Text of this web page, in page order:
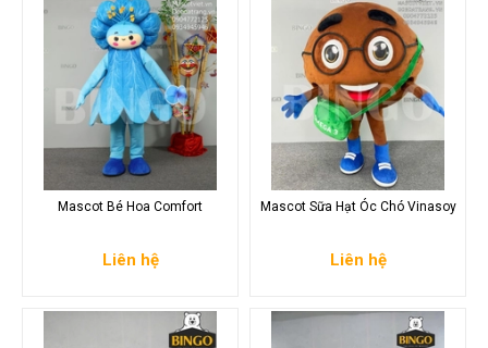
Mascot Bé Hoa Comfort
Liên hệ
Mascot Sữa Hạt Óc Chó Vinasoy
Liên hệ